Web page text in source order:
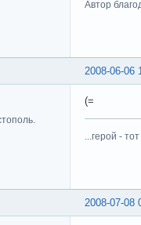
Автор
2008-06-06
(=
...герой -
2008-07-08